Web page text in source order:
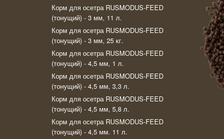
Корм для осетра RUSMODUS-FEED
(тонущий) - 3 мм, 11 л.
Корм для осетра RUSMODUS-FEED
(тонущий) - 3 мм, 25 кг.
Корм для осетра RUSMODUS-FEED
(тонущий) - 4,5 мм, 1 л.
Корм для осетра RUSMODUS-FEED
(тонущий) - 4,5 мм, 3,3 л.
Корм для осетра RUSMODUS-FEED
(тонущий) - 4,5 мм, 5,8 л.
Корм для осетра RUSMODUS-FEED
(тонущий) - 4,5 мм. 11 л.